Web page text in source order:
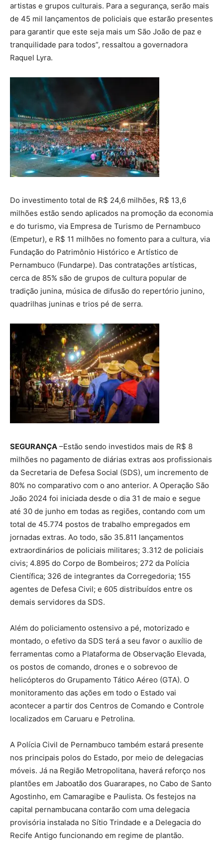
artistas e grupos culturais. Para a segurança, serão mais
de 45 mil lançamentos de policiais que estarão presentes
para garantir que este seja mais um São João de paz e
tranquilidade para todos”, ressaltou a governadora
Raquel Lyra.
Do investimento total de R$ 24,6 milhões, R$ 13,6
milhões estão sendo aplicados na promoção da economia
e do turismo, via Empresa de Turismo de Pernambuco
(Empetur), e R$ 11 milhões no fomento para a cultura, via
Fundação do Patrimônio Histórico e Artístico de
Pernambuco (Fundarpe). Das contratações artísticas,
cerca de 85% são de grupos de cultura popular de
tradição junina, música de difusão do repertório junino,
quadrilhas juninas e trios pé de serra.
SEGURANÇA –Estão sendo investidos mais de R$ 8
milhões no pagamento de diárias extras aos profissionais
da Secretaria de Defesa Social (SDS), um incremento de
80% no comparativo com o ano anterior. A Operação São
João 2024 foi iniciada desde o dia 31 de maio e segue
até 30 de junho em todas as regiões, contando com um
total de 45.774 postos de trabalho empregados em
jornadas extras. Ao todo, são 35.811 lançamentos
extraordinários de policiais militares; 3.312 de policiais
civis; 4.895 do Corpo de Bombeiros; 272 da Polícia
Científica; 326 de integrantes da Corregedoria; 155
agentes de Defesa Civil; e 605 distribuídos entre os
demais servidores da SDS.
Além do policiamento ostensivo a pé, motorizado e
montado, o efetivo da SDS terá a seu favor o auxílio de
ferramentas como a Plataforma de Observação Elevada,
os postos de comando, drones e o sobrevoo de
helicópteros do Grupamento Tático Aéreo (GTA). O
monitoramento das ações em todo o Estado vai
acontecer a partir dos Centros de Comando e Controle
localizados em Caruaru e Petrolina.
A Polícia Civil de Pernambuco também estará presente
nos principais polos do Estado, por meio de delegacias
móveis. Já na Região Metropolitana, haverá reforço nos
plantões em Jaboatão dos Guararapes, no Cabo de Santo
Agostinho, em Camaragibe e Paulista. Os festejos na
capital pernambucana contarão com uma delegacia
provisória instalada no Sítio Trindade e a Delegacia do
Recife Antigo funcionando em regime de plantão.